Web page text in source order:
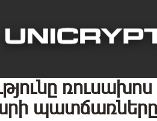
ռուսախոս